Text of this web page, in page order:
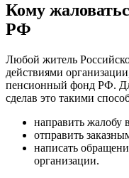
Кому
РФ
Любой житель
действиями
пенсионный фонд РФ.
сделав это такими
направить жалобу
отправить
написать
организации.